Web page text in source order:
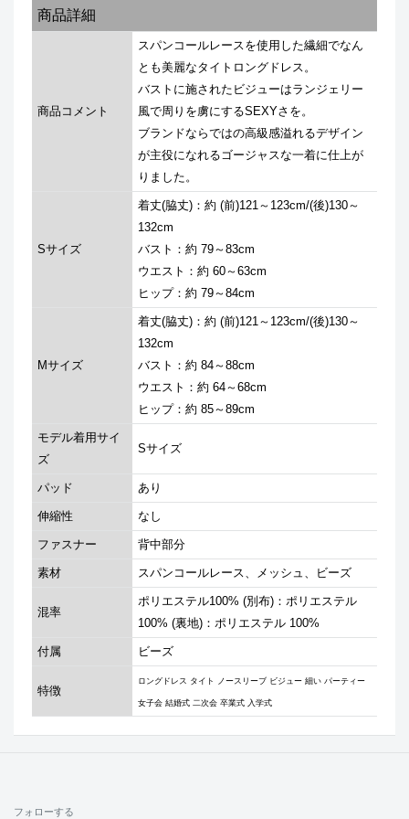
商品詳細
商品コメント
スパンコールレースを使用した繊細でなん
とも美麗なタイトロングドレス。
バストに施されたビジューはランジェリー
風で周りを虜にするSEXYさを。
ブランドならではの高級感溢れるデザイン
が主役になれるゴージャスな一着に仕上が
りました。
Sサイズ
着丈(脇丈)：約 (前)121～123cm/(後)130～
132cm
バスト：約 79～83cm
ウエスト：約 60～63cm
ヒップ：約 79～84cm
Mサイズ
着丈(脇丈)：約 (前)121～123cm/(後)130～
132cm
バスト：約 84～88cm
ウエスト：約 64～68cm
ヒップ：約 85～89cm
モデル着用サイ
ズ
Sサイズ
パッド あり
伸縮性 なし
ファスナー 背中部分
素材 スパンコールレース、メッシュ、ビーズ
混率
ポリエステル100% (別布)：ポリエステル
100% (裏地)：ポリエステル 100%
付属 ビーズ
特徴
ロングドレス タイト ノースリーブ ビジュー 細い パーティー
女子会 結婚式 二次会 卒業式 入学式
フォローする